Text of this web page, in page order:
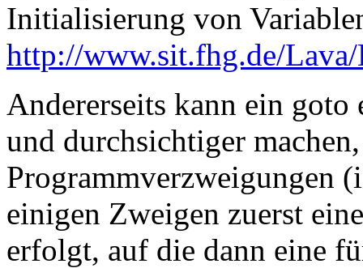
Initialisierung von
http://www.sit.fhg.de/
Andererseits kann ein goto
und durchsichtiger
Programmverzweigungen
einigen Zweigen zuerst
erfolgt, auf die dann eine